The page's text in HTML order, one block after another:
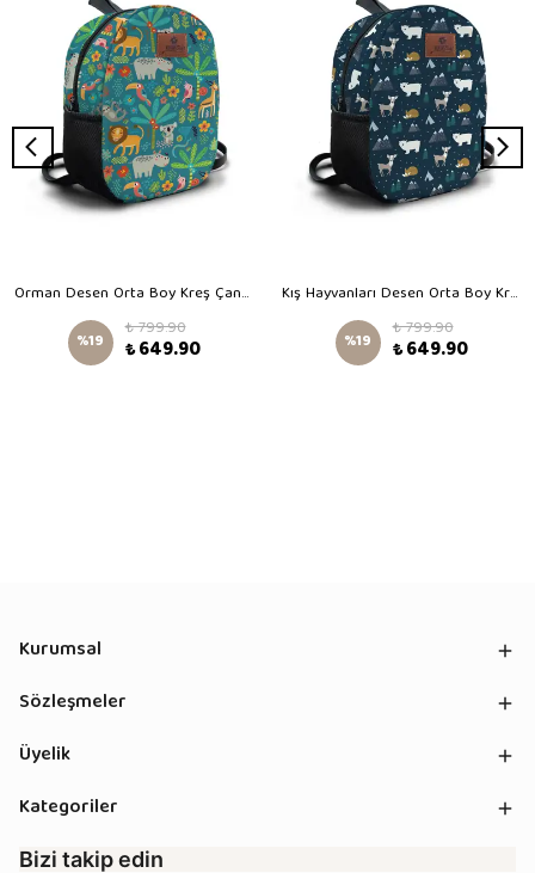
Orman Desen Orta Boy Kreş Çantası
%19 ₺ 799.90
₺ 649.90
Kış Hayvanları Desen Orta Boy Kreş Çantası
%19 ₺ 799.90
₺ 649.90
Kurumsal
Sözleşmeler
Üyelik
Kategoriler
Bizi takip edin